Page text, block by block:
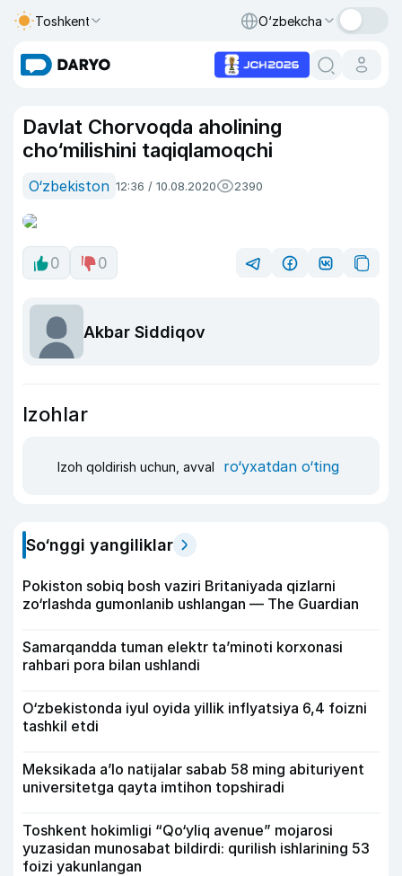
Toshkent O‘zbekcha
Davlat Chorvoqda aholining
cho‘milishini taqiqlamoqchi
O‘zbekiston 12:36 / 10.08.2020 2390
0 0
Akbar Siddiqov
Izohlar
Izoh qoldirish uchun, avval ro‘yxatdan o‘ting
So‘nggi yangiliklar
Pokiston sobiq bosh vaziri Britaniyada qizlarni
zo‘rlashda gumonlanib ushlangan — The Guardian
Samarqandda tuman elektr ta’minoti korxonasi
rahbari pora bilan ushlandi
O‘zbekistonda iyul oyida yillik inflyatsiya 6,4 foizni
tashkil etdi
Meksikada a’lo natijalar sabab 58 ming abituriyent
universitetga qayta imtihon topshiradi
Toshkent hokimligi “Qo‘yliq avenue” mojarosi
yuzasidan munosabat bildirdi: qurilish ishlarining 53
foizi yakunlangan